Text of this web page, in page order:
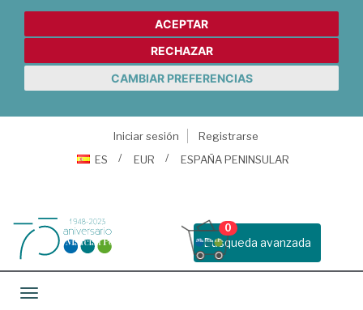
ACEPTAR
RECHAZAR
CAMBIAR PREFERENCIAS
Iniciar sesión
Registrarse
ES
EUR ESPAÑA PENINSULAR
Busqueda avanzada
0
Toggle navigation